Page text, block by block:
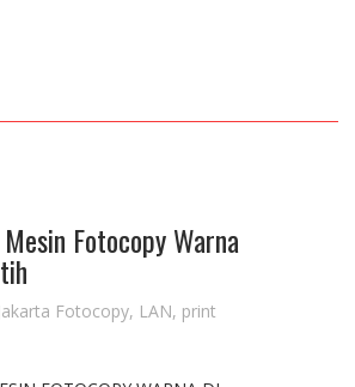
Fotocopy Warna
Fotocopy, LAN, print